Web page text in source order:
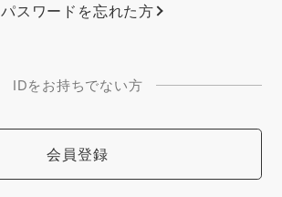
パスワードを忘れた方
IDをお持ちでない方
会員登録